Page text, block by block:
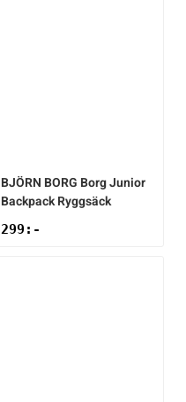
BJÖRN BORG Borg Junior
Backpack Ryggsäck
299 :-